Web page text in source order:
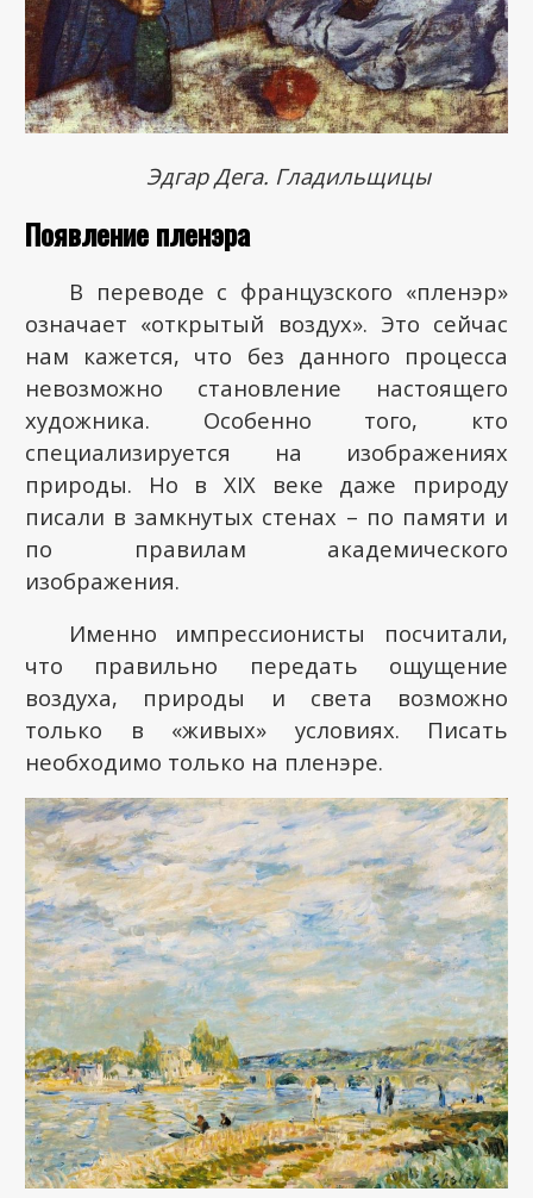
Эдгар Дега. Гладильщицы
Появление пленэра
В переводе с французского «пленэр»
означает «открытый воздух». Это сейчас
нам кажется, что без данного процесса
невозможно становление настоящего
художника. Особенно того, кто
специализируется на изображениях
природы. Но в XIX веке даже природу
писали в замкнутых стенах – по памяти и
по правилам академического
изображения.
Именно импрессионисты посчитали,
что правильно передать ощущение
воздуха, природы и света возможно
только в «живых» условиях. Писать
необходимо только на пленэре.